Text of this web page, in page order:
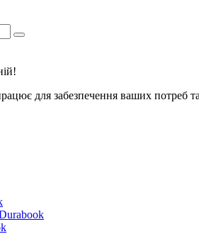
для забезпечення ваших потреб